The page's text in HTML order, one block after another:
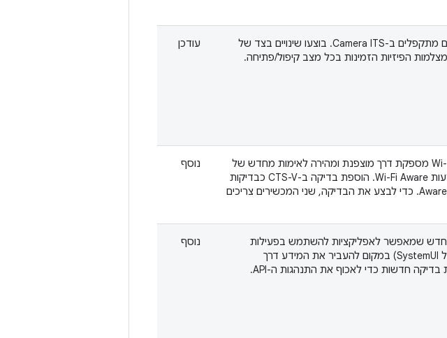
תמיכה בבדיקות של מכשירים מתקפלים ב-Camera ITS. בוצעו שינויים בצד של
עודכן
התאמה באמצעות Wi-Fi Aware מספקת דרך מוצפנת ומהירה לאימות מחדש של
תקשורת מקצה לקצה באמצעות Wi-Fi Aware. הוספת בדיקה ב-CTS-V כבדיקות
אחרות של כמה מכשירים ל-Aware. כדי לבצע את הבדיקה, שני המכשירים צריכים
נוסף
החל מ-Android 14, יש API חדש שמאפשר לאפליקציות להשתמש בפעילות
מוטמעת (במרחב הבקרה של SystemUI) במקום להעביר את המידע דרך
נוסף